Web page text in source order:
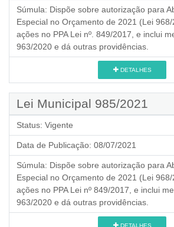
Súmula: Dispõe sobre autorização para
Especial no Orçamento de 2021 (Lei
ações no PPA Lei nº. 849/2017, e inclui
963/2020 e dá outras providências.
DETALHES
Lei Municipal 985/2021
Status: Vigente
Data de Publicação: 08/07/2021
Súmula: Dispõe sobre autorização para
Especial no Orçamento de 2021 (Lei
ações no PPA Lei nº 849/2017, e inclui
963/2020 e dá outras providências.
DETALHES